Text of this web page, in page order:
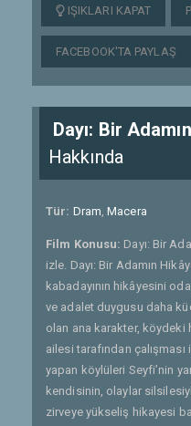
IŞIKLARI KAPAT
FACEBOOK'TA PAYLAŞ
Dayı: Bir
Hakkında
Tür: Dram,Macera
Film Konusu: Dayı: Bir
izle. Dayı: Bir Adamın
kabadayının hikâyesini
ve adalet duygusu daha
olan ana karakter, köydeki
ailesi tarafından
yapan köylüleri Seyfi’nin
kendisinin, olaylar
zirveye yükseliş hikayesi